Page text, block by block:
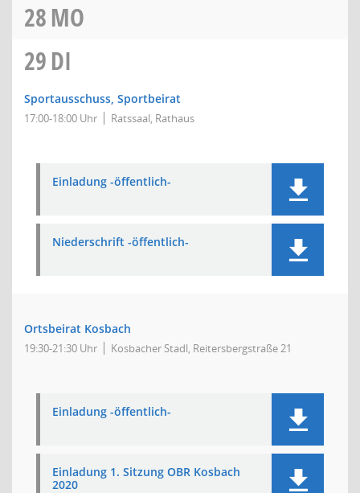
28MO
29DI
Sportausschuss, Sportbeirat
17:00-18:00 Uhr Ratssaal, Rathaus
Einladung -öffentlich-
Niederschrift -öffentlich-
Ortsbeirat Kosbach
19:30-21:30 Uhr Kosbacher Stadl, Reitersbergstraße 21
Einladung -öffentlich-
Einladung 1. Sitzung OBR Kosbach
2020